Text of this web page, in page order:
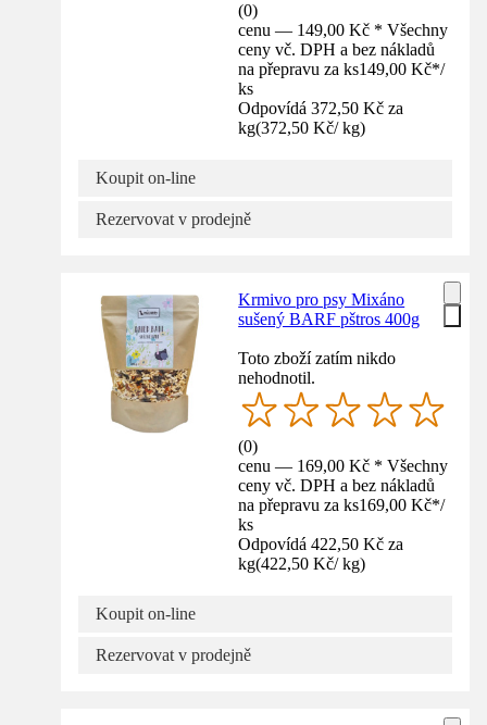
(0)
cenu — 149,00 Kč * Všechny
ceny vč. DPH a bez nákladů
na přepravu za ks149,00 Kč*/
ks
Odpovídá 372,50 Kč za
kg(372,50 Kč/ kg)
Koupit on-line
Rezervovat v prodejně
Krmivo pro psy Mixáno
sušený BARF pštros 400g
Toto zboží zatím nikdo
nehodnotil.
(0)
cenu — 169,00 Kč * Všechny
ceny vč. DPH a bez nákladů
na přepravu za ks169,00 Kč*/
ks
Odpovídá 422,50 Kč za
kg(422,50 Kč/ kg)
Koupit on-line
Rezervovat v prodejně